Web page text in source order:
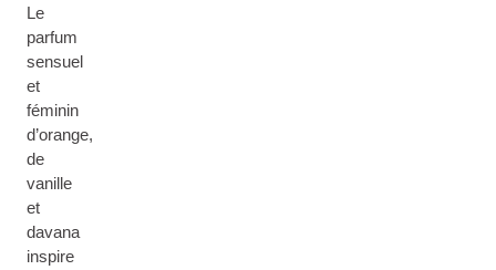
Le
parfum
sensuel
et
féminin
d’orange,
de
vanille
et
davana
inspire